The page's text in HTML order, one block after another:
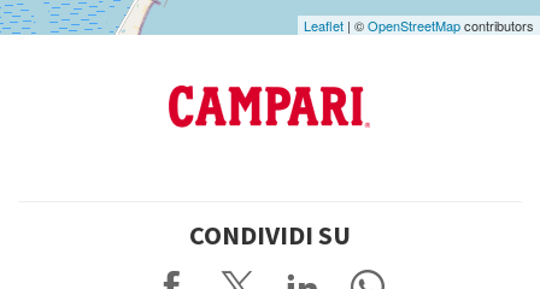
Leaflet | ©OpenStreetMapcontributors
CONDIVIDI SU